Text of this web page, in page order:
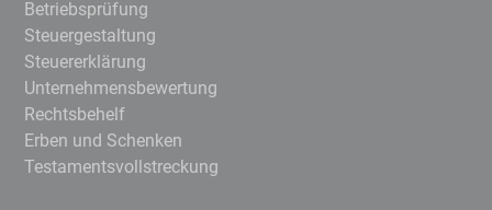
Betriebsprüfung
Steuergestaltung
Steuererklärung
Unternehmensbewertung
Rechtsbehelf
Erben und Schenken
Testamentsvollstreckung